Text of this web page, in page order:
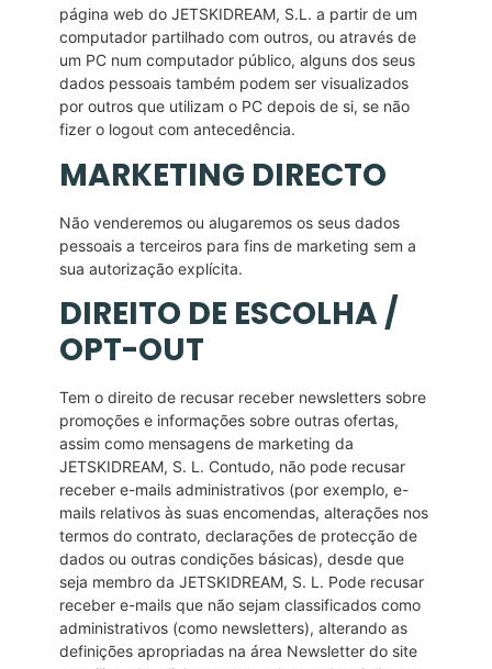
página web do JETSKIDREAM, S.L. a partir de um
computador partilhado com outros, ou através de
um PC num computador público, alguns dos seus
dados pessoais também podem ser visualizados
por outros que utilizam o PC depois de si, se não
fizer o logout com antecedência.
MARKETING DIRECTO
Não venderemos ou alugaremos os seus dados
pessoais a terceiros para fins de marketing sem a
sua autorização explícita.
DIREITO DE ESCOLHA /
OPT-OUT
Tem o direito de recusar receber newsletters sobre
promoções e informações sobre outras ofertas,
assim como mensagens de marketing da
JETSKIDREAM, S. L. Contudo, não pode recusar
receber e-mails administrativos (por exemplo, e-
mails relativos às suas encomendas, alterações nos
termos do contrato, declarações de protecção de
dados ou outras condições básicas), desde que
seja membro da JETSKIDREAM, S. L. Pode recusar
receber e-mails que não sejam classificados como
administrativos (como newsletters), alterando as
definições apropriadas na área Newsletter do site